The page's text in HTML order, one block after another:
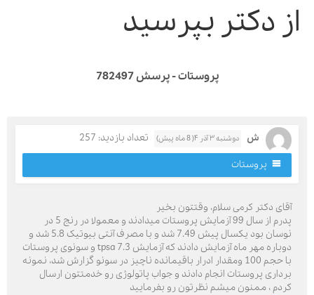
دکتر بپرسید
پروستات - پرسش 782497
ش دوشنبه ۳ آذر ۴( 8 ماه پیش)
تعداد بازدید: 257
پروستات
دکتر کرمی سلام، وقتتون بخیر
پدرم از سال 99 آزمایش پروستات میدادند و معمولا در رنج 5 در
نوسان بود یکسال پیش 7.49 شد و با مصرف آنتی بیوتیک 5.8 شد و
دوباره مهر ماه آزمایش دادند که آزمایش tpsa 7.3 و سونوی پروستات
با حجم 100 ومقدار ادرار باقیمانده ناچیز در سونو گزارش شد، نمونه
پروستات انجام دادند و جواب پاتولوژی رو خدمتتون ارسال
، ممنون میشم نظرتون رو بفرمایید